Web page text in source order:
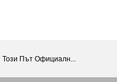
Този Път Официалн...